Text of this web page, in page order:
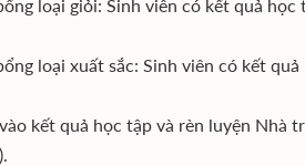
loại giỏi: Sinh viên có kết quả
loại xuất sắc: Sinh viên có kết
kết quả học tập và rèn luyện Nhà